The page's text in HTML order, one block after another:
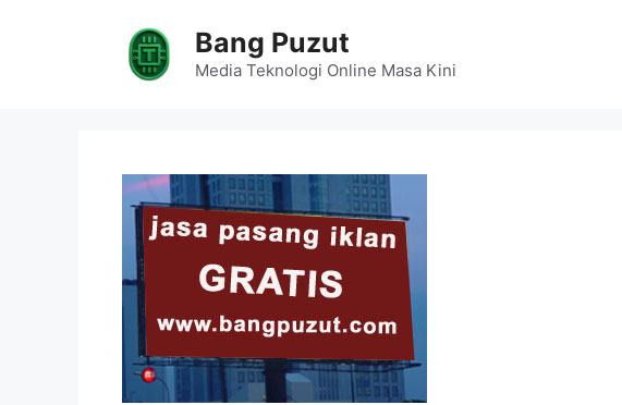
Bang Puzut
Media Teknologi Online Masa Kini